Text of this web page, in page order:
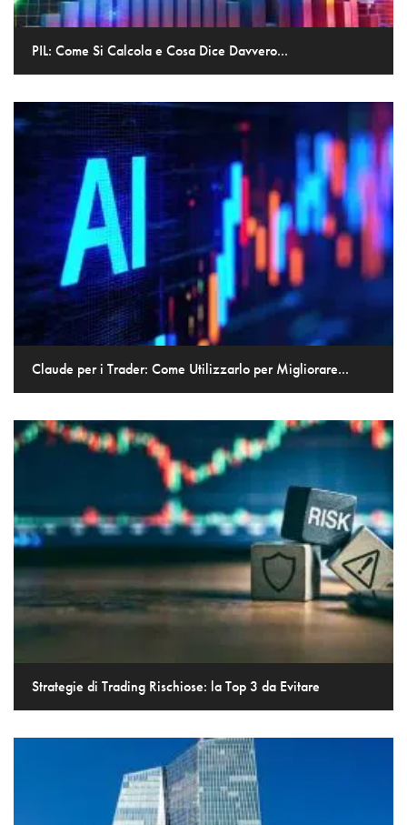
PIL: Come Si Calcola e Cosa Dice Davvero...
Claude per i Trader: Come Utilizzarlo per Migliorare...
Strategie di Trading Rischiose: la Top 3 da Evitare